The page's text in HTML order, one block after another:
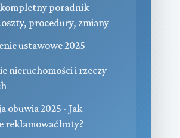
poradnik
procedury, zmiany
ustawowe 2025
nieruchomości i rzeczy
obuwia 2025 - Jak
reklamować buty?